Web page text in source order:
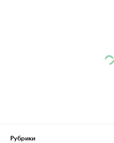
Рубрики